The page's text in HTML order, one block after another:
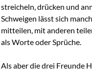
streicheln, drücken und
Schweigen lässt sich
mitteilen, mit anderen
als Worte oder Sprüche.
Als aber die drei Freunde